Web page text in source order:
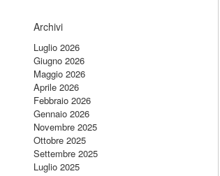
Archivi
Luglio 2026
Giugno 2026
Maggio 2026
Aprile 2026
Febbraio 2026
Gennaio 2026
Novembre 2025
Ottobre 2025
Settembre 2025
Luglio 2025